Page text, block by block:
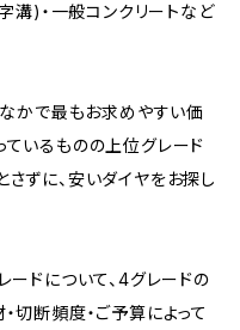
溝)・一般コンクリートなど
かで最もお求めやすい価
いるものの上位グレード
ずに、安いダイヤをお探し
ードについて、4グレードの
切断頻度・ご予算によって